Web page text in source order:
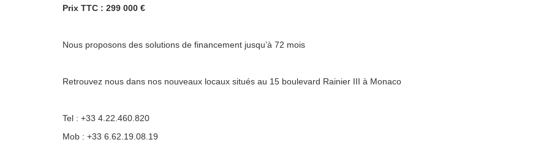
Prix TTC : 299 000 €
Nous proposons des solutions de financement jusqu’à 72 mois
Retrouvez nous dans nos nouveaux locaux situés au 15 boulevard Rainier III à Monaco
Tel : +33 4.22.460.820
Mob : +33 6.62.19.08.19